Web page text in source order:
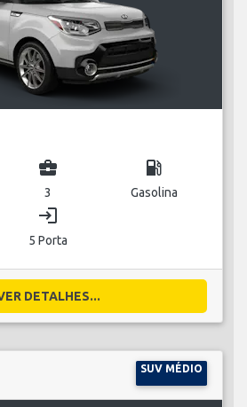
business_center
3
local_gas_station
Gasolina
login
5 Porta
DETALHES...
SUV MÉDIO